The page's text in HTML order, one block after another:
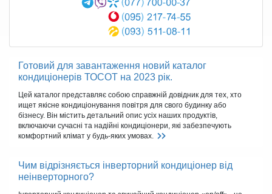
Готовий для завантаження новий каталог
кондиціонерів ТОСОТ на 2023 рік.
Цей каталог представляє собою справжній довідник для тех, хто
ищет якісне кондиціонування повітря для свого будинку або
бізнесу. Він містить детальний опис усіх наших продуктів,
включаючи сучасні та надійні кондиціонери, які забезпечують
комфортний клімат у будь-яких умовах.
Чим відрізняється інверторний кондиціонер від
неінверторного?